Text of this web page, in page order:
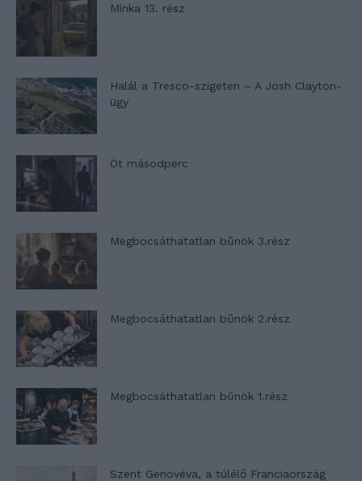
Minka 13. rész
Halál a Tresco-szigeten – A Josh Clayton-
ügy
Öt másodperc
Megbocsáthatatlan bűnök 3.rész
Megbocsáthatatlan bűnök 2.rész
Megbocsáthatatlan bűnök 1.rész
Szent Genovéva, a túlélő Franciaország